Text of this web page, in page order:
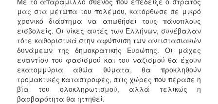
2006
ΔΗΜΟΤΗΣ
ΕΠΙΣΚΕΠΤΗΣ
ΗΡΑΚΛΕΙΟ
μας στα μέτωπα του πολέμου, κατόρθωσε σε μικρό
χρονικό διάστημα να απωθήσει τους πάνοπλους
εισβολείς. Οι νίκες αυτές των Ελλήνων, συνέβαλαν
τότε καθοριστικά στην αφύπνιση των αντιστασιακών
δυνάμεων της δημοκρατικής Ευρώπης. Οι μάχες
εναντίον του φασισμού και του ναζισμού θα έχουν
εκατομμύρια αθώα θύματα, θα προκληθούν
τρομακτικές καταστροφές, στις χώρες που πέρασε η
βία του ολοκληρωτισμού, αλλά τελικώς η
βαρβαρότητα θα ηττηθεί.